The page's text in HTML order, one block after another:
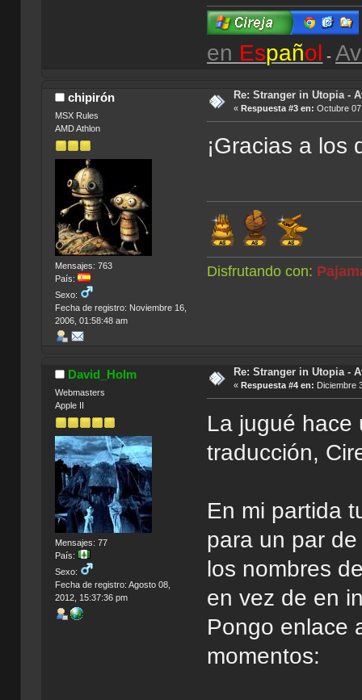
en Español -
chipirón
MSX Rules
AMD Athlon
Mensajes: 763
País:
Sexo:
Fecha de registro: Noviembre 16,
2006, 01:58:48 am
Re: Stranger in Utopia -
« Respuesta #3 en: Octubre
¡Gracias a los
Disfrutando con:
David_Holm
Webmasters
Apple II
Mensajes: 77
País:
Sexo:
Fecha de registro: Agosto 08,
2012, 15:37:36 pm
Re: Stranger in Utopia -
« Respuesta #4 en: Diciembre
La jugué hace
traducción,
En mi partida
para un par
los nombres
en vez de en
Pongo enlace
momentos: